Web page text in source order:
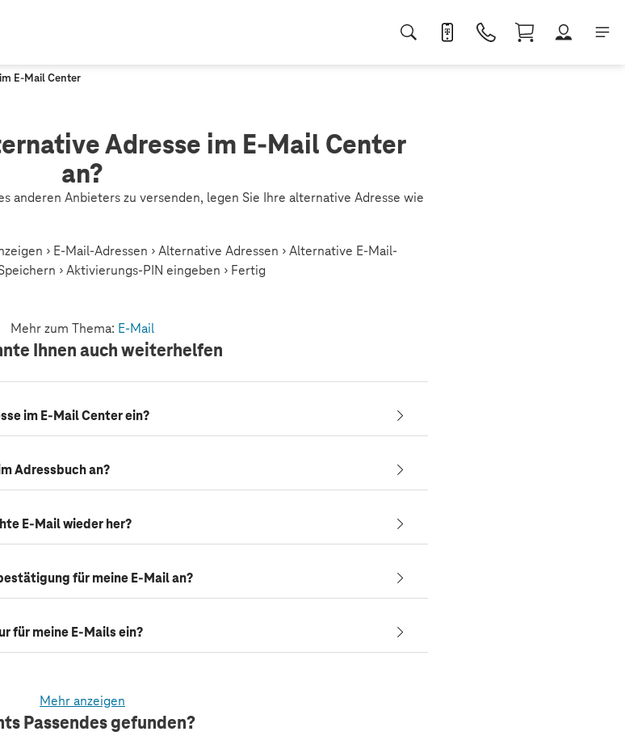
E-Mail Center
Adresse im E-Mail Center
an?
anderen Anbieters zu versenden, legen Sie Ihre alternative Adresse wie
› E-Mail-Adressen › Alternative Adressen › Alternative E-Mail-
› Aktivierungs-PIN eingeben › Fertig
Mehr zum Thema: E-Mail
Ihnen auch weiterhelfen
im E-Mail Center ein?
Adressbuch an?
E-Mail wieder her?
für meine E-Mail an?
für meine E-Mails ein?
Mehr anzeigen
Passendes gefunden?